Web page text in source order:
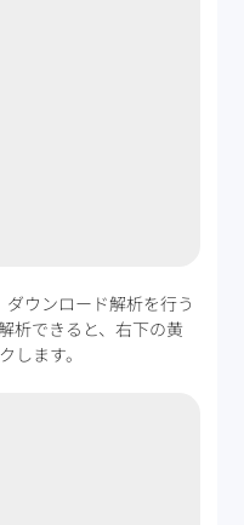
ウンロード解析を行う
析できると、右下の黄
します。